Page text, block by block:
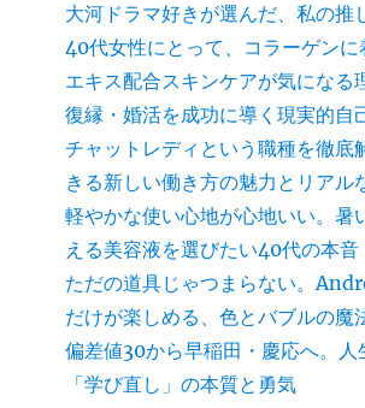
大河ドラマ好きが選んだ、私の推
40代女性にとって、コラーゲン
エキス配合スキンケアが気になる
復縁・婚活を成功に導く現実的自
チャットレディという職種を徹
きる新しい働き方の魅力とリアル
軽やかな使い心地が心地いい。暑
える美容液を選びたい40代の本音
ただの道具じゃつまらない。
だけが楽しめる、色とバブルの魔
偏差値30から早稲田・慶応へ。人
「学び直し」の本質と勇気